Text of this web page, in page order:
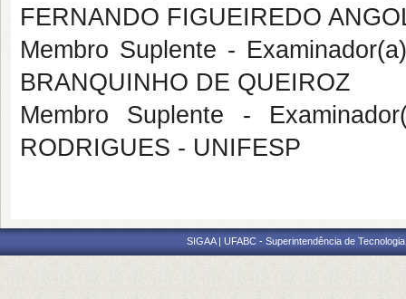
FERNANDO FIGUEIREDO
Membro Suplente -
BRANQUINHO DE QUEIROZ
Membro Suplente -
RODRIGUES - UNIFESP
SIGAA | UFABC - Superintendência de